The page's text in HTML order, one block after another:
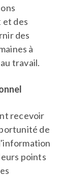
et des
des
à
travail.
recevoir
de
points